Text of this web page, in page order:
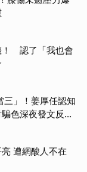
！ 認了「我也會
」！姜厚任認知
色深夜發文反
遭網酸人不在